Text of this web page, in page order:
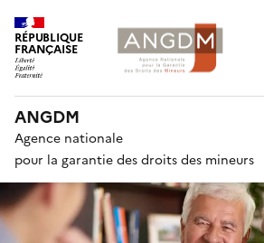
RÉPUBLIQUE
FRANÇAISE
ANGDM
Agence nationale
pour la garantie des droits des mineurs